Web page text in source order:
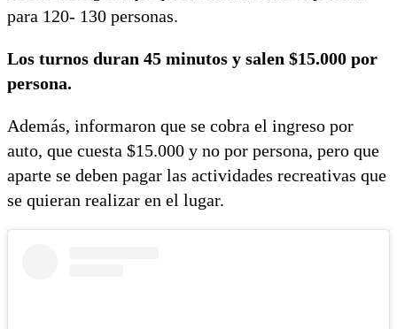
para 120- 130 personas.
Los turnos duran 45 minutos y salen $15.000 por
persona.
Además, informaron que se cobra el ingreso por
auto, que cuesta $15.000 y no por persona, pero que
aparte se deben pagar las actividades recreativas que
se quieran realizar en el lugar.